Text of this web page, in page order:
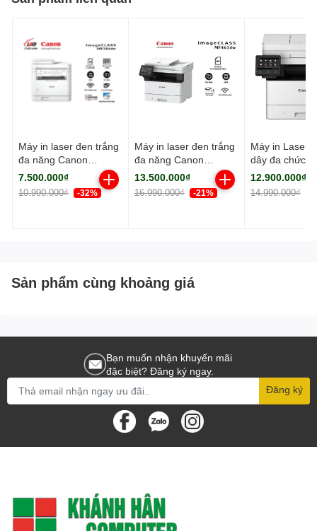
Máy in laser đen trắng
đa năng Canon
MF284dw (In đảo mặt|
Copy| Scan| ADF A4|
A5| USB| LAN| WIFI)
7.500.000₫
10.990.000₫ -32%
Máy in laser đen trắng
đa năng Canon
MF461dw (NK)
13.500.000₫
16.990.000₫ -21%
Máy in Laser
dây đa chức
Canon
(NK)
12.900.000₫
14.990.000₫
Sản phẩm cùng khoảng giá
Bạn muốn nhận khuyến mãi
đặc biệt? Đăng ký ngay.
Đăng ký